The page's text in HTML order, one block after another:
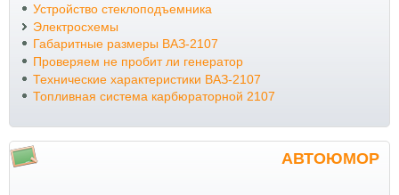
Устройство стеклоподъемника
Электросхемы
Габаритные размеры ВАЗ-2107
Проверяем не пробит ли генератор
Технические характеристики ВАЗ-2107
Топливная система карбюраторной 2107
АВТОЮМОР